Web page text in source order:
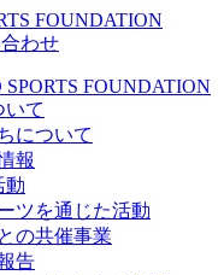
わせ
いて
について
報
動
ツを通じた活動
の共催事業
告